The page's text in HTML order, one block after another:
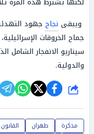
ويبقى نجاح جهود
جماح الخروقات
سيناريو الانفجار الشامل
والدولية.
شارك
مذكرة طهران القانون